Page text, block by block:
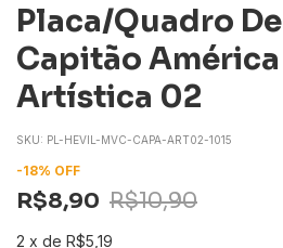
Placa/Quadro
Capitão
Artística 02
SKU: PL-HEVIL-MVC-CAPA-ART02-1015
-18% OFF
R$8,90 R$10,90
2 x de R$5,19